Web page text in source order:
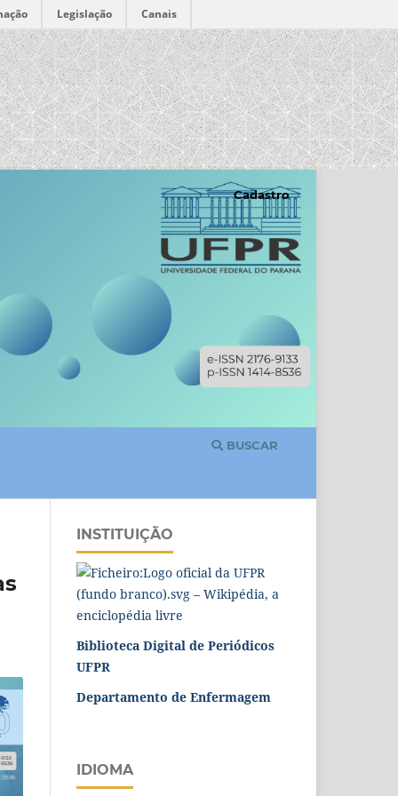
Legislação Canais
BUSCAR
Cadastro
INSTITUIÇÃO
Biblioteca Digital de Periódicos
UFPR
Departamento de Enfermagem
IDIOMA